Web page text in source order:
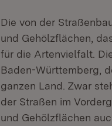
Die von der
und Gehölzflächen,
für die Artenvielfalt.
Baden-Württemberg,
ganzen Land. Zwar
der Straßen im
und Gehölzflächen